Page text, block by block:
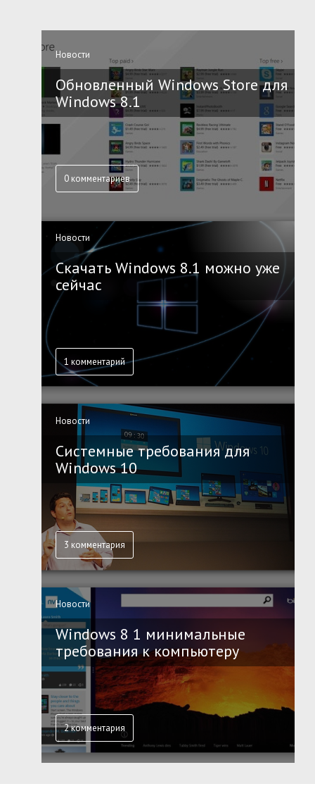
Новости
Обновленный Windows Store для
Windows 8.1
0 комментариев
Новости
Скачать Windows 8.1 можно уже
сейчас
1 комментарий
Новости
Системные требования для
Windows 10
3 комментария
Новости
Windows 8 1 минимальные
требования к компьютеру
2 комментария